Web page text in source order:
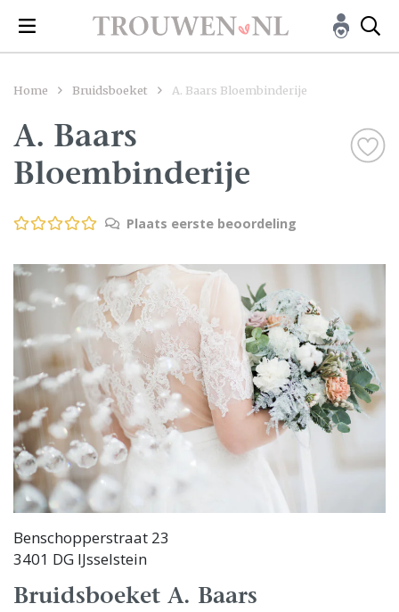
Home Bruidsboeket A. Baars Bloembinderije
A. Baars
Bloembinderije
Plaats eerste beoordeling
Benschopperstraat 23
3401 DG IJsselstein
Bruidsboeket A. Baars